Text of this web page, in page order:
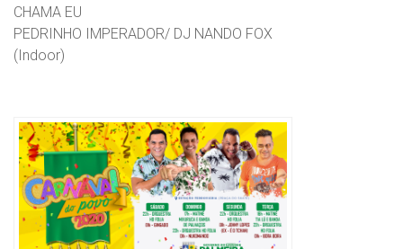
CHAMA EU
PEDRINHO IMPERADOR/ DJ NANDO FOX
(Indoor)